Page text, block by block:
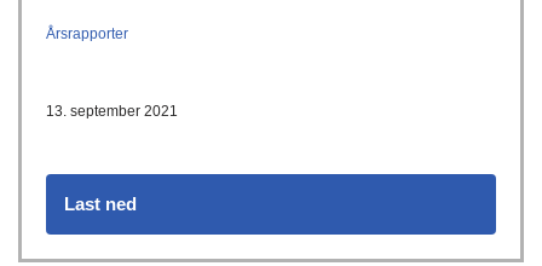
Årsrapporter
13. september 2021
Last ned